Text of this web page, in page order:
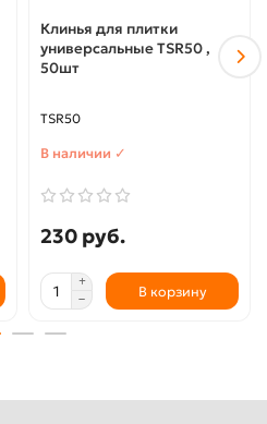
Клинья для плитки
универсальные TSR50 ,
50шт
TSR50
В наличии ✓
230 руб.
В корзину